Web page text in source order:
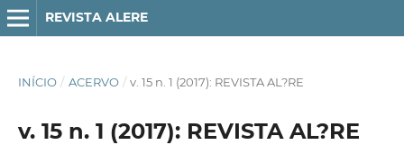
REVISTA ALERE
INÍCIO / ACERVO / v. 15 n. 1 (2017): REVISTA AL?RE
v. 15 n. 1 (2017): REVISTA AL?RE